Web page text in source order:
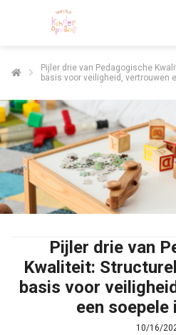
Pijler drie van Pedagogische
basis voor veiligheid, vertrouwen
Pijler drie van
Kwaliteit:
basis voor
een soepele
10/16/
policy
zijn
gebruikt